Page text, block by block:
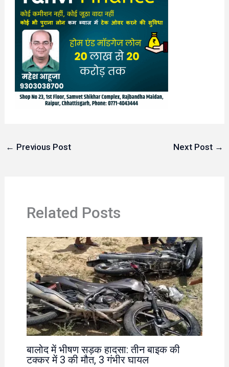
← Previous Post Next Post →
Related Posts
बालोद में भीषण सड़क हादसा: तीन बाइक की
टक्कर में 3 की मौत, 3 गंभीर घायल